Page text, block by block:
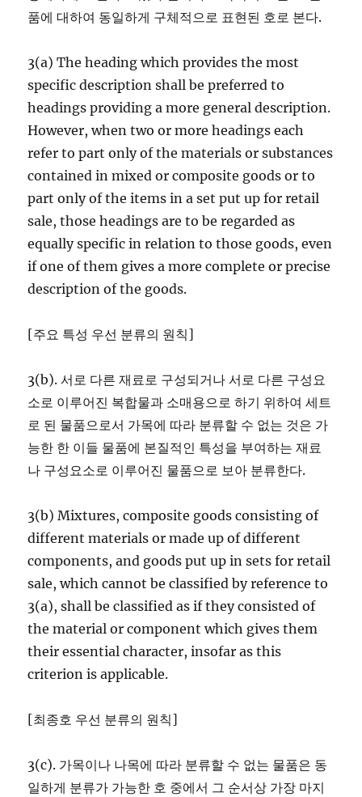
품에 대하여 동일하게 구체적으로 표현된 호로 본다.
3(a) The heading which provides the most
specific description shall be preferred to
headings providing a more general description.
However, when two or more headings each
refer to part only of the materials or substances
contained in mixed or composite goods or to
part only of the items in a set put up for retail
sale, those headings are to be regarded as
equally specific in relation to those goods, even
if one of them gives a more complete or precise
description of the goods.
[주요 특성 우선 분류의 원칙]
3(b). 서로 다른 재료로 구성되거나 서로 다른 구성요
소로 이루어진 복합물과 소매용으로 하기 위하여 세트
로 된 물품으로서 가목에 따라 분류할 수 없는 것은 가
능한 한 이들 물품에 본질적인 특성을 부여하는 재료
나 구성요소로 이루어진 물품으로 보아 분류한다.
3(b) Mixtures, composite goods consisting of
different materials or made up of different
components, and goods put up in sets for retail
sale, which cannot be classified by reference to
3(a), shall be classified as if they consisted of
the material or component which gives them
their essential character, insofar as this
criterion is applicable.
[최종호 우선 분류의 원칙]
3(c). 가목이나 나목에 따라 분류할 수 없는 물품은 동
일하게 분류가 가능한 호 중에서 그 순서상 가장 마지